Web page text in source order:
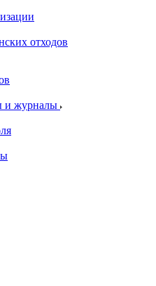
отходов
и журналы